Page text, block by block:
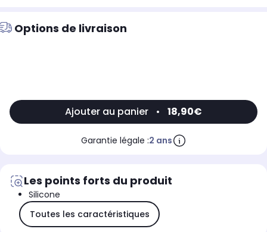
Options de livraison
Ajouter au panier • 18,90€
Garantie légale :2 ans
Les points forts du produit
Silicone
Toutes les caractéristiques